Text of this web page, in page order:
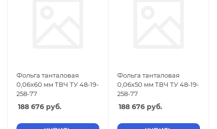
Фольга танталовая
0,06х60 мм ТВЧ ТУ 48-19-
258-77
188 676 руб.
Фольга танталовая
0,06х50 мм ТВЧ ТУ 48-19-
258-77
188 676 руб.